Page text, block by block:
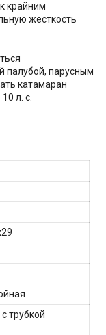
крайним
жесткость
палубой, парусным
катамаран
л. с.
трубкой